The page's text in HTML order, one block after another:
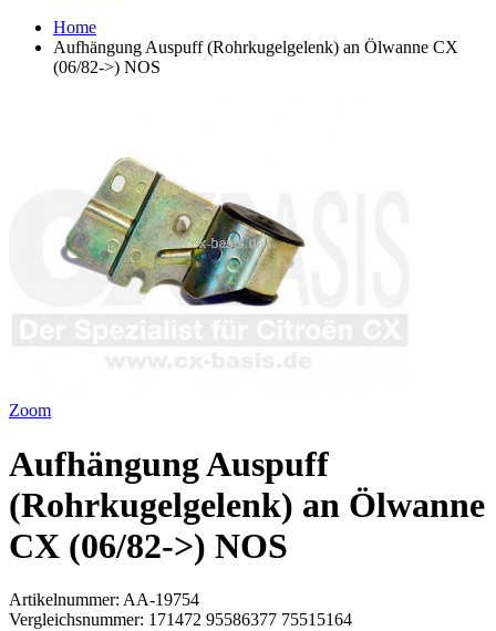
Home
Aufhängung Auspuff (Rohrkugelgelenk) an Ölwanne CX
(06/82->) NOS
Zoom
Aufhängung Auspuff
(Rohrkugelgelenk) an Ölwanne
CX (06/82->) NOS
Artikelnummer: AA-19754
Vergleichsnummer: 171472 95586377 75515164